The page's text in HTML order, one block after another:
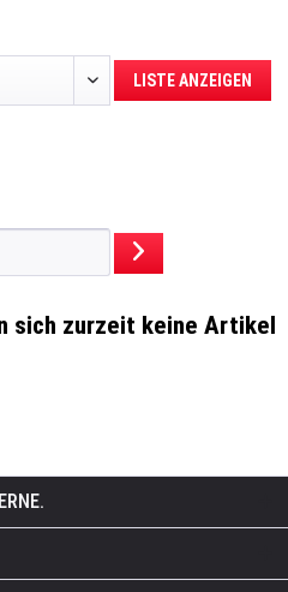
LISTE ANZEIGEN
sich zurzeit keine Artikel